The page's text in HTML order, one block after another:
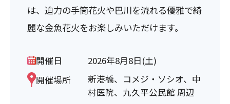
は、迫力の手筒花火や巴川を流れる優雅で綺
麗な金魚花火をお楽しみいただけます。
開催日
2026年8月8日(土)
開催場所
新港橋、コメジ・ソシオ、中
村医院、九久平公民館 周辺